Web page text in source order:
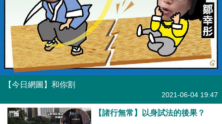
【今日網圖】和你割
2021-06-04 19:47
【諸行無常】以身試法的後果？